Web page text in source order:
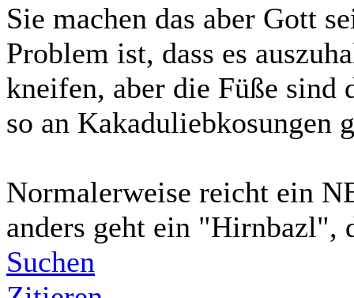
Sie machen das aber Gott
Problem ist, dass es
kneifen, aber die Füße
so an Kakaduliebkosungen
Normalerweise reicht ein
anders geht ein "Hirnbazl",
Suchen